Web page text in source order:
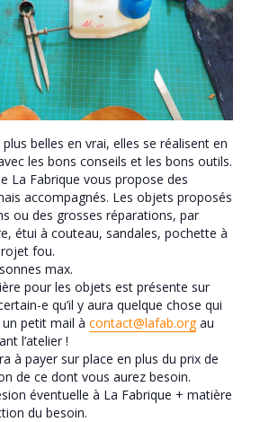
belles en vrai, elles se réalisent en
les bons conseils et les bons outils.
La Fabrique vous propose des
accompagnés. Les objets proposés
ou des grosses réparations, par
étui à couteau, sandales, pochette à
fou.
max.
pour les objets est présente sur
e qu’il y aura quelque chose qui
petit mail à contact@lafab.orgau
l’atelier !
à payer sur place en plus du prix de
de ce dont vous aurez besoin.
éventuelle à La Fabrique + matière
du besoin.